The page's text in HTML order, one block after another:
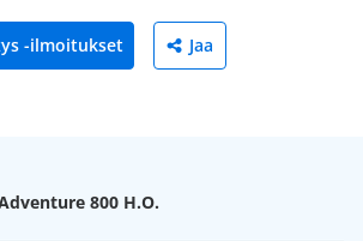
-ilmoitukset Jaa
800 H.O.